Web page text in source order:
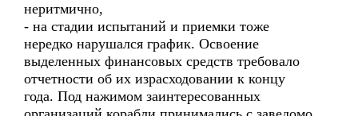
неритмично,
- на стадии испытаний и приемки тоже
нередко нарушался график. Освоение
выделенных финансовых средств требовало
отчетности об их израсходовании к концу
года. Под нажимом заинтересованных